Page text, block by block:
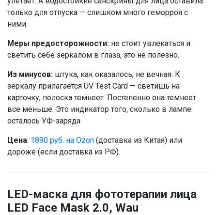
только для отпуска — слишком много геморроя с
ними.
Меры предосторожности: не стоит увлекаться и
светить себе зеркалом в глаза, это не полезно.
Из минусов: штука, как оказалось, не вечная. К
зеркалу прилагается UV Test Card — светишь на
карточку, полоска темнеет. Постепенно она темнеет
все меньше. Это индикатор того, сколько в лампе
осталось УФ-заряда.
Цена: 1890 руб. на Ozon (доставка из Китая) или
дороже (если доставка из РФ).
LED-маска для фототерапии лица
LED Face Mask 2.0, Wau